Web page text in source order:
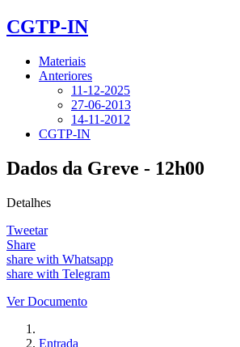
CGTP-IN
Materiais
Anteriores
11-12-2025
27-06-2013
14-11-2012
CGTP-IN
Dados da Greve - 12h00
Detalhes
Tweetar
Share
share with Whatsapp
share with Telegram
Ver Documento
Entrada